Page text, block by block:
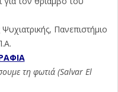
Πανεπιστήμιο
τη φωτιά (Salvar El